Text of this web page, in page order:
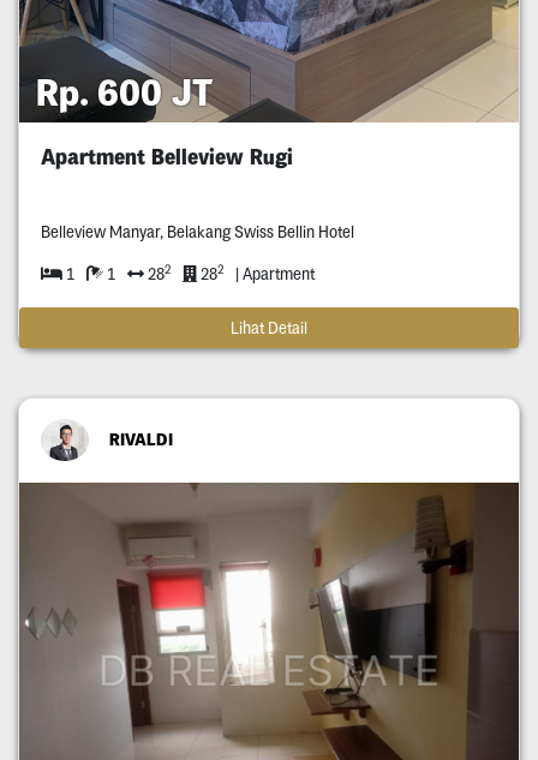
Rp. 600 JT
Apartment Belleview Rugi
Belleview Manyar, Belakang Swiss Bellin Hotel
1 1 282 282 | Apartment
Lihat Detail
RIVALDI